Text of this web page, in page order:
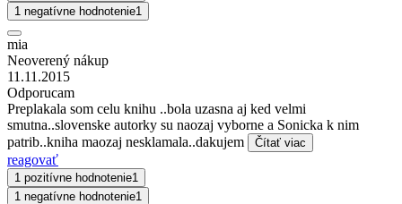
1 negatívne hodnotenie1
mia
Neoverený nákup
11.11.2015
Odporucam
Preplakala som celu knihu ..bola uzasna aj ked velmi
smutna..slovenske autorky su naozaj vyborne a Sonicka k nim
patrib..kniha maozaj nesklamala..dakujem
Čítať viac
reagovať
1 pozitívne hodnotenie1
1 negatívne hodnotenie1